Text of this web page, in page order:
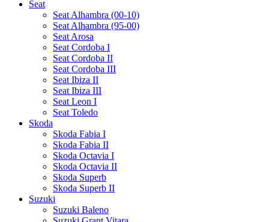
Seat
Seat Alhambra (00-10)
Seat Alhambra (95-00)
Seat Arosa
Seat Cordoba I
Seat Cordoba II
Seat Cordoba III
Seat Ibiza II
Seat Ibiza III
Seat Leon I
Seat Toledo
Skoda
Skoda Fabia I
Skoda Fabia II
Skoda Octavia I
Skoda Octavia II
Skoda Superb
Skoda Superb II
Suzuki
Suzuki Baleno